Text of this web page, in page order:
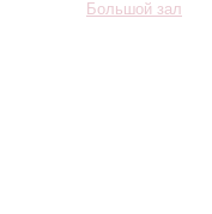
Большой зал